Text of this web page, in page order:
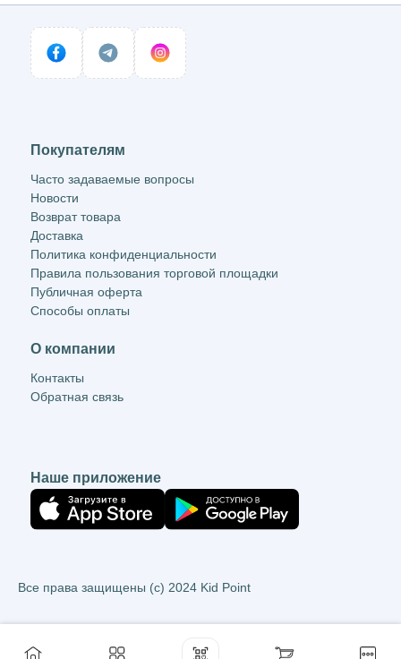
Покупателям
Часто задаваемые вопросы
Новости
Возврат товара
Доставка
Политика конфиденциальности
Правила пользования торговой площадки
Публичная оферта
Способы оплаты
О компании
Контакты
Обратная связь
Наше приложение
Все права защищены (c) 2024 Kid Point